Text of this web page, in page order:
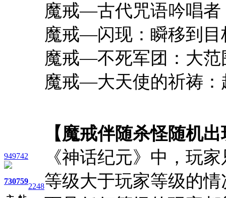
949742
730759
2248
魔戒—古代咒语吟唱者
魔戒—闪现：瞬移到目
魔戒—不死军团：大范
魔戒—大天使的祈祷：
【魔戒伴随杀怪随机
《神话纪元》中，玩
等级大于玩家等级的